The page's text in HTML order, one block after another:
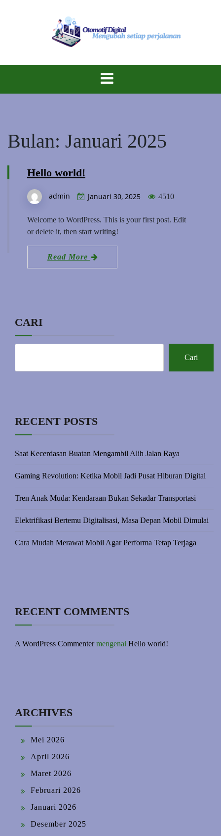
Otomotif
Digital
Bulan: Januari 2025
Hello world!
admin Januari 30, 2025 4510
Welcome to WordPress. This is your first post. Edit
or delete it, then start writing!
Read More
CARI
Cari
RECENT POSTS
Saat Kecerdasan Buatan Mengambil Alih Jalan Raya
Gaming Revolution: Ketika Mobil Jadi Pusat Hiburan Digital
Tren Anak Muda: Kendaraan Bukan Sekadar Transportasi
Elektrifikasi Bertemu Digitalisasi, Masa Depan Mobil Dimulai
Cara Mudah Merawat Mobil Agar Performa Tetap Terjaga
RECENT COMMENTS
A WordPress Commentermengenai Hello world!
ARCHIVES
Mei 2026
April 2026
Maret 2026
Februari 2026
Januari 2026
Desember 2025